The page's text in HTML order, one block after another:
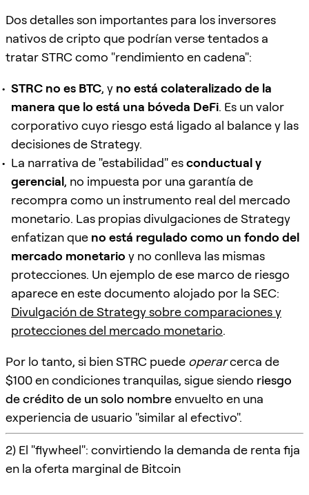
Dos detalles son importantes para los inversores
nativos de cripto que podrían verse tentados a
tratar STRC como "rendimiento en cadena":
STRC no es BTC, y no está colateralizado de la
manera que lo está una bóveda DeFi. Es un valor
corporativo cuyo riesgo está ligado al balance y las
decisiones de Strategy.
La narrativa de "estabilidad" esconductual y
gerencial, no impuesta por una garantía de
recompra como un instrumento real del mercado
monetario. Las propias divulgaciones de Strategy
enfatizan que no está regulado como un fondo del
mercado monetario y no conlleva las mismas
protecciones. Un ejemplo de ese marco de riesgo
aparece en este documento alojado por la SEC:
Divulgación de Strategy sobre comparaciones y
protecciones del mercado monetario.
Por lo tanto, si bien STRC puede operarcerca de
$100 en condiciones tranquilas, sigue siendo riesgo
de crédito de un solo nombreenvuelto en una
experiencia de usuario "similar al efectivo".
2) El "flywheel": convirtiendo la demanda de renta fija
en la oferta marginal de Bitcoin